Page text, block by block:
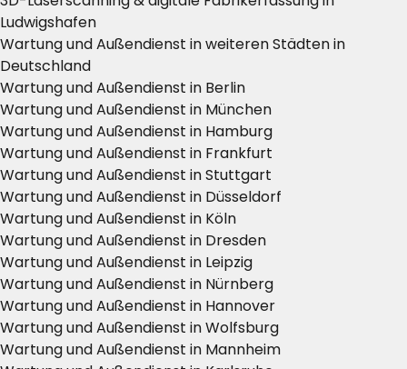
Ludwigshafen
Wartung und Außendienst in weiteren Städten in
Deutschland
Wartung und Außendienst in Berlin
Wartung und Außendienst in München
Wartung und Außendienst in Hamburg
Wartung und Außendienst in Frankfurt
Wartung und Außendienst in Stuttgart
Wartung und Außendienst in Düsseldorf
Wartung und Außendienst in Köln
Wartung und Außendienst in Dresden
Wartung und Außendienst in Leipzig
Wartung und Außendienst in Nürnberg
Wartung und Außendienst in Hannover
Wartung und Außendienst in Wolfsburg
Wartung und Außendienst in Mannheim